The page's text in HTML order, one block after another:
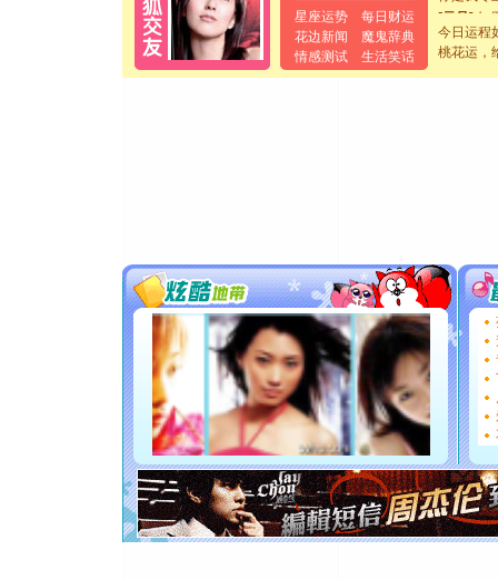
星座运势
每日财运
花边新闻
魔鬼辞典
情感测试
生活笑话
[元旦] 如
起；二是
离。水晶
[元旦]当
[圣诞节]
你太多
要平安
[圣诞节]
能正大
都要快乐
[圣诞节]
如意,快
[元旦]
断电。爱
你是我专
[元旦]如
起；二是
今日运程
桃花运，